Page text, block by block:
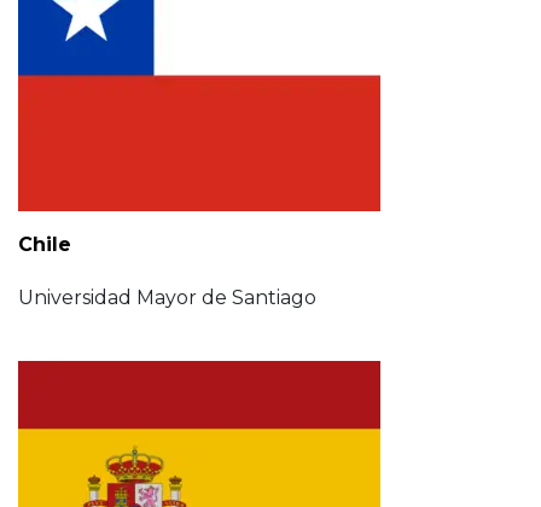
Chile
Universidad Mayor de Santiago